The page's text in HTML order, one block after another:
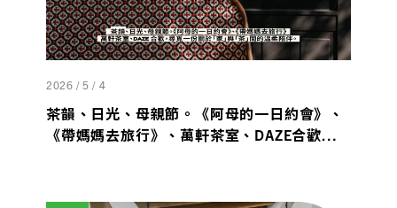
2026 / 5 / 4
茶韻、日光、母親節。《阿母的一日約會》、
《帶媽媽去旅行》、萬軒茶室、DAZE合歡，